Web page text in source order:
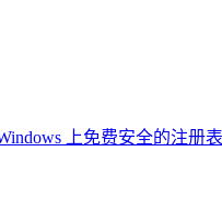
上免费安全的注册